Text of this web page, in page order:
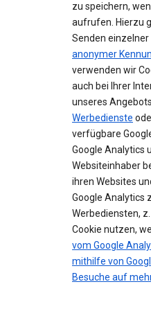
zu speichern,
aufrufen. Hierzu
Senden
anonymer
verwenden wir
auch bei Ihrer
unseres
Werbedienste
verfügbare
Google Analytics
Websiteinhaber
ihren Websites
Google Analytics
Werbediensten,
Cookie nutzen,
vom Google
mithilfe von
Besuche auf